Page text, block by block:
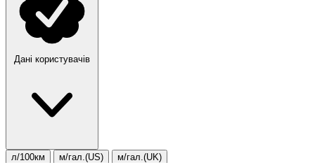
Дані користувачів
л/100км м/гал.(US) м/гал.(UK)